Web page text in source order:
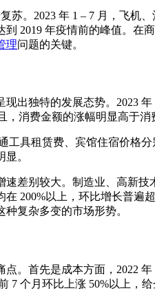
苏。2023 年 1 – 7 月，飞
2019 年疫情前的峰值。
理问题的关键。
出独特的发展态势。2023
，消费金额的涨幅明显高于
工具租赁费、宾馆住宿价格
。
差别较大。制造业、高新
200%以上，环比增长普
复杂多变的市场形势。
。首先是成本方面，2022
7 个月环比上涨 50%以上，